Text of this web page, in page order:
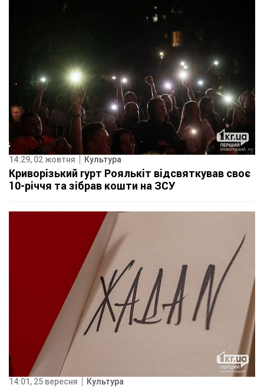
14:29, 02 жовтня Культура
Криворізький гурт Роялькіт відсвяткував своє
10-річчя та зібрав кошти на ЗСУ
14:01, 25 вересня Культура